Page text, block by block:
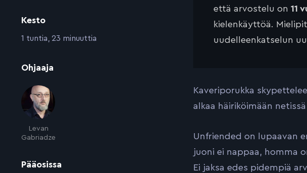
Kesto
:1 tuntia, 23 minuuttia
Ohjaaja
Levan
Gabriadze
Pääosissa
että arvostelu on 11
kielenkäyttöä.
uudelleenkatselun
Kaveriporukka
alkaa häiriköimään
Unfriended on lupaavan
juoni ei nappaa, homma
Ei jaksa edes pidempiä